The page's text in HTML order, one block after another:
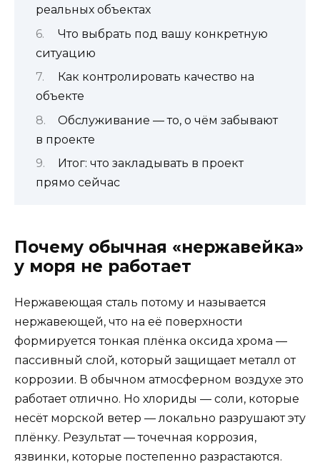
реальных объектах
Что выбрать под вашу конкретную
ситуацию
Как контролировать качество на
объекте
Обслуживание — то, о чём забывают
в проекте
Итог: что закладывать в проект
прямо сейчас
Почему обычная «нержавейка»
у моря не работает
Нержавеющая сталь потому и называется
нержавеющей, что на её поверхности
формируется тонкая плёнка оксида хрома —
пассивный слой, который защищает металл от
коррозии. В обычном атмосферном воздухе это
работает отлично. Но хлориды — соли, которые
несёт морской ветер — локально разрушают эту
плёнку. Результат — точечная коррозия,
язвинки, которые постепенно разрастаются.